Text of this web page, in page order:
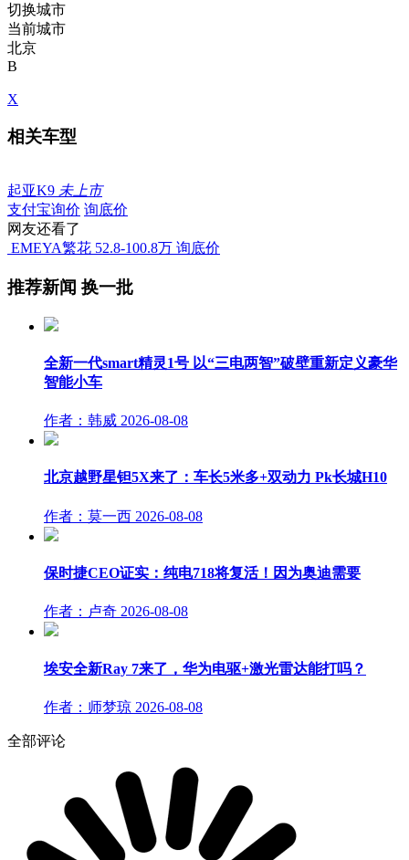
切换城市
当前城市
北京
B
X
相关车型
起亚K9 未上市
支付宝询价 询底价
网友还看了
EMEYA繁花 52.8-100.8万 询底价
推荐新闻 换一批
全新一代smart精灵1号 以“三电两智”破壁重新定义豪华
智能小车
作者：韩威 2026-08-08
北京越野星钽5X来了：车长5米多+双动力 Pk长城H10
作者：莫一西 2026-08-08
保时捷CEO证实：纯电718将复活！因为奥迪需要
作者：卢奇 2026-08-08
埃安全新Ray 7来了，华为电驱+激光雷达能打吗？
作者：师梦琼 2026-08-08
全部评论